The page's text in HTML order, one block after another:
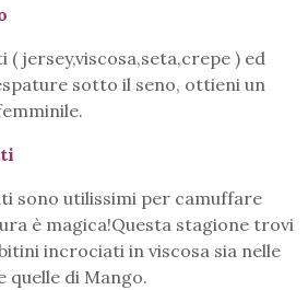
( jersey,viscosa,seta,crepe ) ed
sotto il seno, ottieni un
sono utilissimi per camuffare
è magica!Questa stagione trovi
incrociati in viscosa sia nelle
quelle di Mango.